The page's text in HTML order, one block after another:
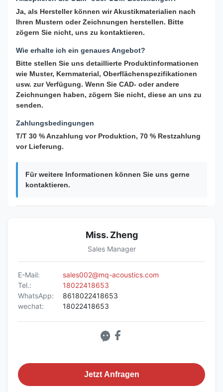
Ja, als Hersteller können wir Akustikmaterialien nach
Ihren Mustern oder Zeichnungen herstellen. Bitte
zögern Sie nicht, uns zu kontaktieren.
Wie erhalte ich ein genaues Angebot?
Bitte stellen Sie uns detaillierte Produktinformationen
wie Muster, Kernmaterial, Oberflächenspezifikationen
usw. zur Verfügung. Wenn Sie CAD- oder andere
Zeichnungen haben, zögern Sie nicht, diese an uns zu
senden.
Zahlungsbedingungen
T/T 30 % Anzahlung vor Produktion, 70 % Restzahlung
vor Lieferung.
Für weitere Informationen können Sie uns gerne
kontaktieren.
Miss. Zheng
Sales Manager
E-Mail:
sales002@mq-acoustics.com
Tel.:
18022418653
WhatsApp:
8618022418653
wechat:
18022418653
Jetzt Anfragen